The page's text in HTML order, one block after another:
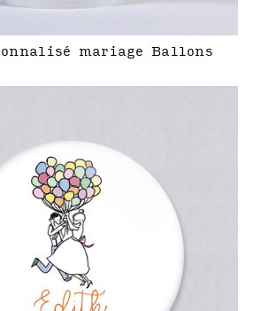
mariage Ballons